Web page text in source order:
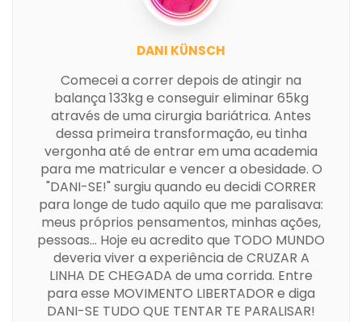
DANI KÜNSCH
Comecei a correr depois de atingir na
balança 133kg e conseguir eliminar 65kg
através de uma cirurgia bariátrica. Antes
dessa primeira transformação, eu tinha
vergonha até de entrar em uma academia
para me matricular e vencer a obesidade. O
"DANI-SE!" surgiu quando eu decidi CORRER
para longe de tudo aquilo que me paralisava:
meus próprios pensamentos, minhas ações,
pessoas... Hoje eu acredito que TODO MUNDO
deveria viver a experiência de CRUZAR A
LINHA DE CHEGADA de uma corrida. Entre
para esse MOVIMENTO LIBERTADOR e diga
DANI-SE TUDO QUE TENTAR TE PARALISAR!